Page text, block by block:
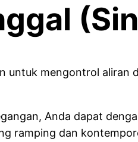
mengontrol aliran
Anda dapat
ramping dan